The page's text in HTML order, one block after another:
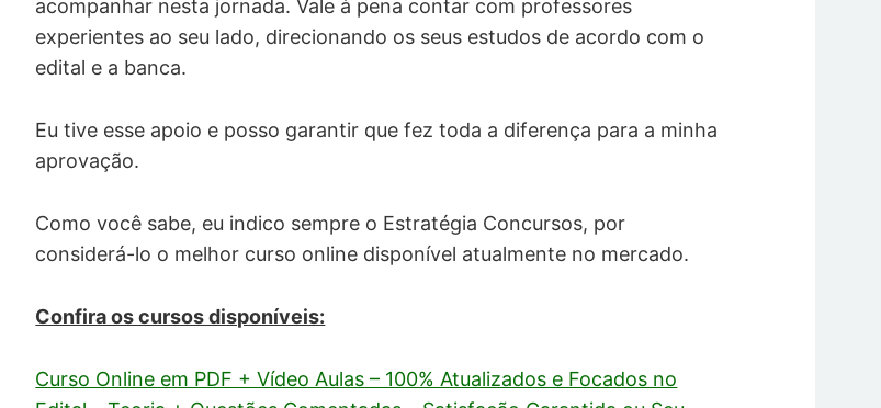
acompanhar nesta jornada. Vale à pena contar com professores
experientes ao seu lado, direcionando os seus estudos de acordo com o
edital e a banca.
Eu tive esse apoio e posso garantir que fez toda a diferença para a minha
aprovação.
Como você sabe, eu indico sempre o Estratégia Concursos, por
considerá-lo o melhor curso online disponível atualmente no mercado.
Confira os cursos disponíveis:
Curso Online em PDF + Vídeo Aulas – 100% Atualizados e Focados no